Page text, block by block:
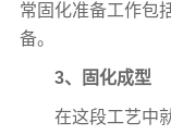
常固化准备工作包
备。
3、固化成型
在这段工艺中就